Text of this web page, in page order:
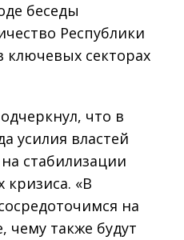
беседы
Республики
секторах
что в
усилия властей
стабилизации
кризиса. «В
на
чему также будут